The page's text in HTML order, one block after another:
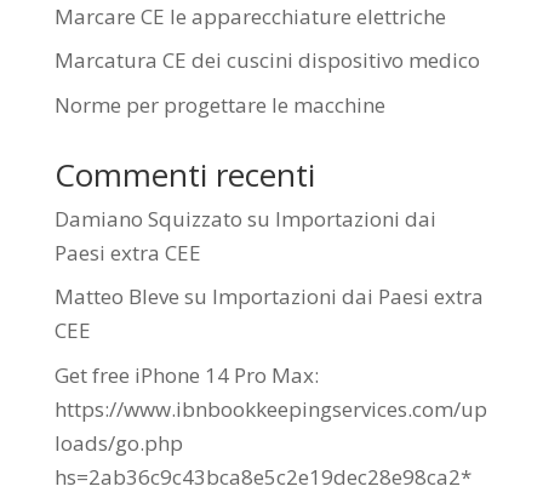
Marcare CE le apparecchiature elettriche
Marcatura CE dei cuscini dispositivo medico
Norme per progettare le macchine
Commenti recenti
Damiano Squizzato su Importazioni dai
Paesi extra CEE
Matteo Bleve su Importazioni dai Paesi extra
CEE
Get free iPhone 14 Pro Max:
https://www.ibnbookkeepingservices.com/up
loads/go.php
hs=2ab36c9c43bca8e5c2e19dec28e98ca2*